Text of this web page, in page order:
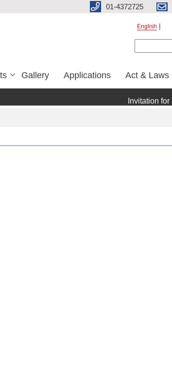
01-4372725
English
Gallery Applications Act & Laws
Invitation for